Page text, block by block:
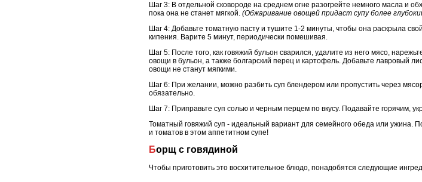
Шаг 3: В отдельной сковороде на среднем огне разогрейте немного масла и
пока она не станет мягкой. (Обжаривание овощей придаст супу более
Шаг 4: Добавьте томатную пасту и тушите 1-2 минуты, чтобы она раскрыла
кипения. Варите 5 минут, периодически помешивая.
Шаг 5: После того, как говяжий бульон сварился, удалите из него мясо,
овощи в бульон, а также болгарский перец и картофель. Добавьте лавровый
овощи не станут мягкими.
Шаг 6: При желании, можно разбить суп блендером или пропустить через
обязательно.
Шаг 7: Приправьте суп солью и черным перцем по вкусу. Подавайте горячим,
Томатный говяжий суп - идеальный вариант для семейного обеда или ужина.
и томатов в этом аппетитном супе!
Борщ с говядиной
Чтобы приготовить это восхитительное блюдо, понадобятся следующие